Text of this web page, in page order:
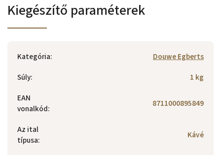
Kiegészítő paraméterek
Kategória:
Douwe Egberts
Súly:
1 kg
EAN
vonalkód: 8711000895849
Az ital
típusa: Kávé